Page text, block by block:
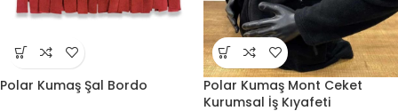
Polar Kumaş Şal Bordo
Polar Kumaş Mont Ceket
Kurumsal İş Kıyafeti